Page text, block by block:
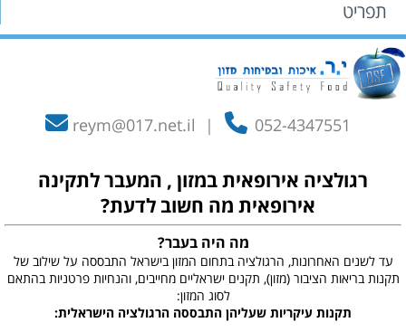
reym@017.net.il | 052-4347551
תפריט
רגולציה אירופאית במזון , המעבר לתקינה
אירופאית מה חשוב לדעת?
מה היה בעבר?
עד לשנים האחרונות, הרגולציה בתחום המזון בישראל התבססה על שילוב של
תקנות בריאות הציבור (מזון), תקנים ישראליים מחייבים, והנחיות פרטניות בהתאם
לסוג המזון:
תקנות עיקריות שעליהן התבססה הרגולציה הישראלית: